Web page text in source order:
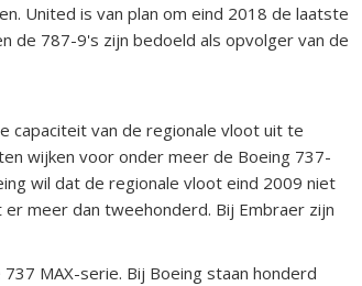
United is van plan om eind 2018 de laatste
de 787-9's zijn bedoeld als opvolger van de
capaciteit van de regionale vloot uit te
wijken voor onder meer de Boeing 737-
wil dat de regionale vloot eind 2009 niet
meer dan tweehonderd. Bij Embraer zijn
MAX-serie. Bij Boeing staan honderd